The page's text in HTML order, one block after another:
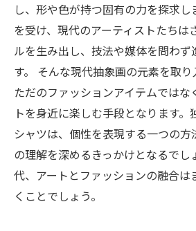
し、形や色が持つ固有の力を探求
を受け、現代のアーティストたちは
ルを生み出し、技法や媒体を問わず
す。 そんな現代抽象画の元素を取り
ただのファッションアイテムではな
トを身近に楽しむ手段となります
シャツは、個性を表現する一つの方
の理解を深めるきっかけとなるでし
代、アートとファッションの融合は
くことでしょう。